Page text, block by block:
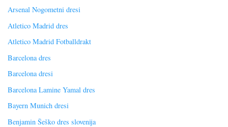
Arsenal Nogometni dresi
Atletico Madrid dres
Atletico Madrid Fotballdrakt
Barcelona dres
Barcelona dresi
Barcelona Lamine Yamal dres
Bayern Munich dresi
Benjamin Šeško dres slovenija